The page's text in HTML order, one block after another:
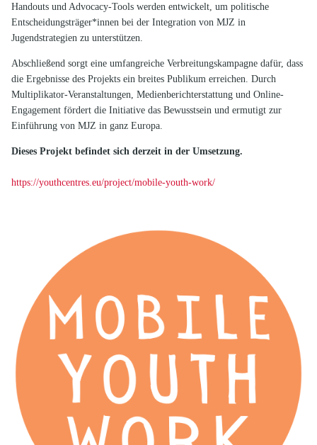
Handouts und Advocacy-Tools werden entwickelt, um politische
Entscheidungsträger*innen bei der Integration von MJZ in
Jugendstrategien zu unterstützen.
Abschließend sorgt eine umfangreiche Verbreitungskampagne dafür, dass
die Ergebnisse des Projekts ein breites Publikum erreichen. Durch
Multiplikator-Veranstaltungen, Medienberichterstattung und Online-
Engagement fördert die Initiative das Bewusstsein und ermutigt zur
Einführung von MJZ in ganz Europa.
Dieses Projekt befindet sich derzeit in der Umsetzung.
https://youthcentres.eu/project/mobile-youth-work/